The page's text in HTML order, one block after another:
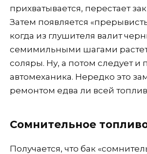
прихватывается, перестает
Затем появляется
когда из глушителя валит
семимильными шагами
соляры. Ну, а потом следует и
автомеханика. Нередко это
ремонтом едва ли всей
Сомнительное
Получается, что бак